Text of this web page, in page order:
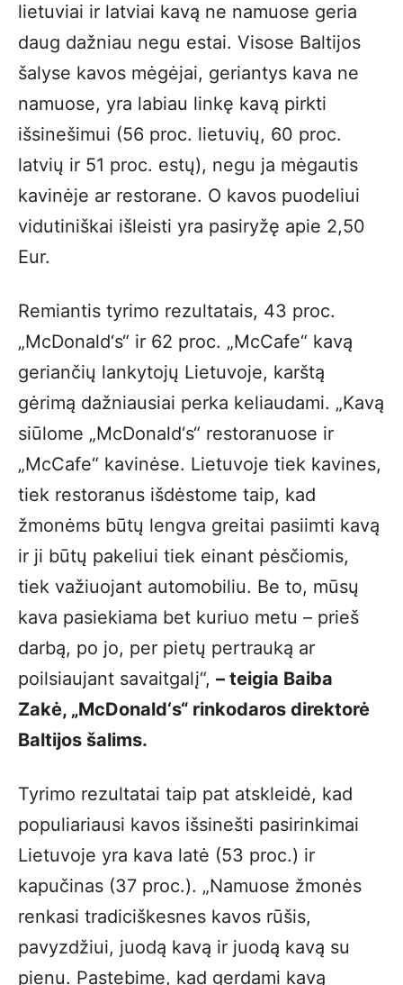
lietuviai ir latviai kavą ne namuose geria
daug dažniau negu estai. Visose Baltijos
šalyse kavos mėgėjai, geriantys kava ne
namuose, yra labiau linkę kavą pirkti
išsinešimui (56 proc. lietuvių, 60 proc.
latvių ir 51 proc. estų), negu ja mėgautis
kavinėje ar restorane. O kavos puodeliui
vidutiniškai išleisti yra pasiryžę apie 2,50
Eur.
Remiantis tyrimo rezultatais, 43 proc.
„McDonald‘s“ ir 62 proc. „McCafe“ kavą
geriančių lankytojų Lietuvoje, karštą
gėrimą dažniausiai perka keliaudami. „Kavą
siūlome „McDonald‘s“ restoranuose ir
„McCafe“ kavinėse. Lietuvoje tiek kavines,
tiek restoranus išdėstome taip, kad
žmonėms būtų lengva greitai pasiimti kavą
ir ji būtų pakeliui tiek einant pėsčiomis,
tiek važiuojant automobiliu. Be to, mūsų
kava pasiekiama bet kuriuo metu – prieš
darbą, po jo, per pietų pertrauką ar
poilsiaujant savaitgalį“, – teigia Baiba
Zakė, „McDonald‘s“ rinkodaros direktorė
Baltijos šalims.
Tyrimo rezultatai taip pat atskleidė, kad
populiariausi kavos išsinešti pasirinkimai
Lietuvoje yra kava latė (53 proc.) ir
kapučinas (37 proc.). „Namuose žmonės
renkasi tradiciškesnes kavos rūšis,
pavyzdžiui, juodą kavą ir juodą kavą su
pienu. Pastebime, kad gerdami kavą